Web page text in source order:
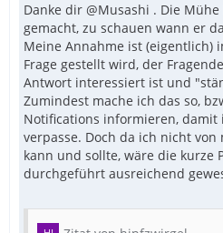
Danke dir @Musashi . Die
gemacht, zu schauen wann er
Meine Annahme ist (eigentlich)
Frage gestellt wird, der
Antwort interessiert ist und
Zumindest mache ich das so,
Notifications informieren,
verpasse. Doch da ich nicht
kann und sollte, wäre die kurze
durchgeführt ausreichend